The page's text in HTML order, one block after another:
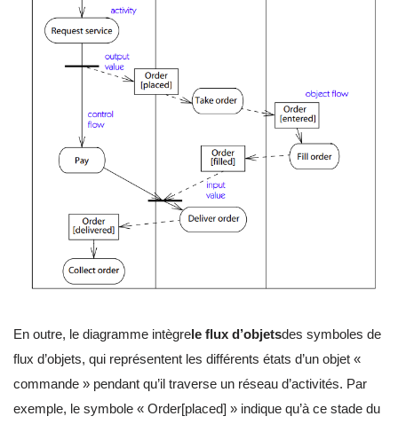
En outre, le diagramme intègrele flux d’objetsdes symboles de
flux d’objets, qui représentent les différents états d’un objet «
commande » pendant qu’il traverse un réseau d’activités. Par
exemple, le symbole « Order[placed] » indique qu’à ce stade du